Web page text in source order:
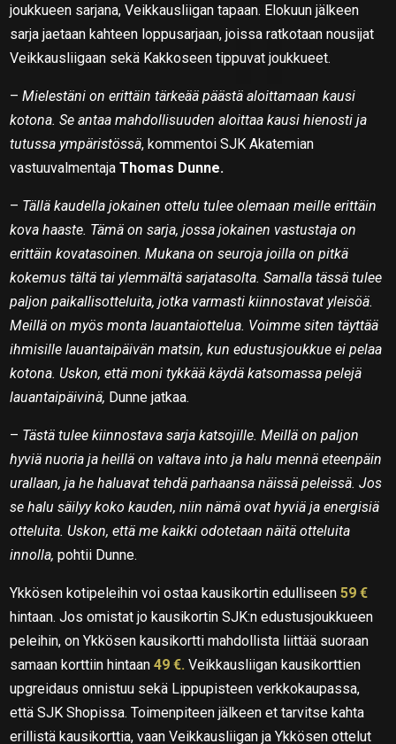
joukkueen sarjana, Veikkausliigan tapaan. Elokuun jälkeen
sarja jaetaan kahteen loppusarjaan, joissa ratkotaan nousijat
Veikkausliigaan sekä Kakkoseen tippuvat joukkueet.
–Mielestäni on erittäin tärkeää päästä aloittamaan kausi
kotona. Se antaa mahdollisuuden aloittaa kausi hienosti ja
tutussa ympäristössä, kommentoi SJK Akatemian
vastuuvalmentajaThomas Dunne.
– Tällä kaudella jokainen ottelu tulee olemaan meille erittäin
kova haaste. Tämä on sarja, jossa jokainen vastustaja on
erittäin kovatasoinen. Mukana on seuroja joilla on pitkä
kokemus tältä tai ylemmältä sarjatasolta. Samalla tässä tulee
paljon paikallisotteluita, jotka varmasti kiinnostavat yleisöä.
Meillä on myös monta lauantaiottelua. Voimme siten täyttää
ihmisille lauantaipäivän matsin, kun edustusjoukkue ei pelaa
kotona. Uskon, että moni tykkää käydä katsomassa pelejä
lauantaipäivinä, Dunne jatkaa.
– Tästä tulee kiinnostava sarja katsojille. Meillä on paljon
hyviä nuoria ja heillä on valtava into ja halu mennä eteenpäin
urallaan, ja he haluavat tehdä parhaansa näissä peleissä. Jos
se halu säilyy koko kauden, niin nämä ovat hyviä ja energisiä
otteluita. Uskon, että me kaikki odotetaan näitä otteluita
innolla, pohtii Dunne.
Ykkösen kotipeleihin voi ostaa kausikortin edulliseen59 €
hintaan. Jos omistat jo kausikortin SJK:n edustusjoukkueen
peleihin, on Ykkösen kausikortti mahdollista liittää suoraan
samaan korttiin hintaan49 €. Veikkausliigan kausikorttien
upgreidaus onnistuu sekä Lippupisteen verkkokaupassa,
että SJK Shopissa. Toimenpiteen jälkeen et tarvitse kahta
erillistä kausikorttia, vaan Veikkausliigan ja Ykkösen ottelut